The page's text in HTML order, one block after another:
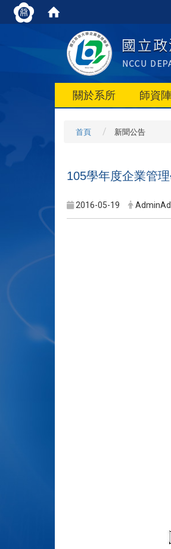
關於系所 師資
首頁 新聞公告
105學年度企業管
2016-05-19